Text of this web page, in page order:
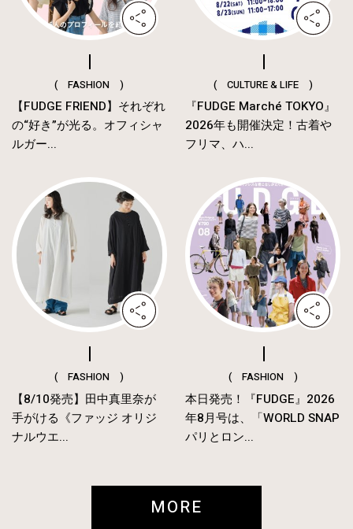
( FASHION )
【FUDGE FRIEND】それぞれ
の“好き”が光る。オフィシャ
ルガー...
( CULTURE & LIFE )
『FUDGE Marché TOKYO』
2026年も開催決定！古着や
フリマ、ハ...
( FASHION )
【8/10発売】田中真里奈が
手がける《ファッジ オリジ
ナルウエ...
( FASHION )
本日発売！『FUDGE』2026
年8月号は、「WORLD SNAP
パリとロン...
MORE